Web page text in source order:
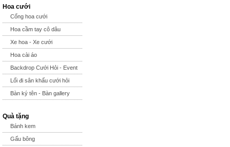
Hoa cưới
Cổng hoa cưới
Hoa cầm tay cô dâu
Xe hoa - Xe cưới
Hoa cài áo
Backdrop Cưới Hỏi - Event
Lối đi sân khấu cưới hỏi
Bàn ký tên - Bàn gallery
Quà tặng
Bánh kem
Gấu bông